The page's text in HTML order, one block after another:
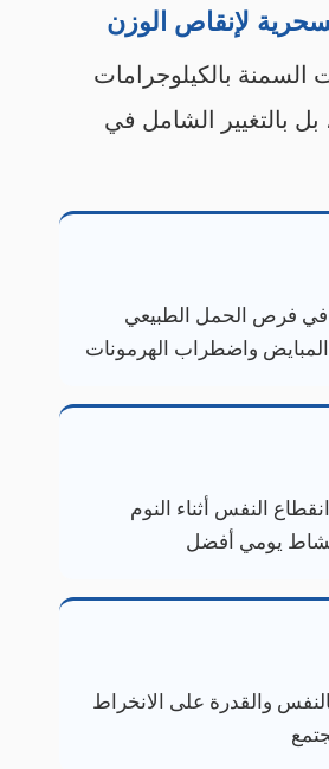
لإنقاص الوزن
السمنة بالكيلوجرامات
بالتغيير الشامل في
فرص الحمل الطبيعي
واضطراب الهرمونات
النفس أثناء النوم
يومي أفضل
والقدرة على الانخراط